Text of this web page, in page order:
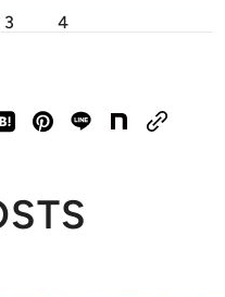
3 4